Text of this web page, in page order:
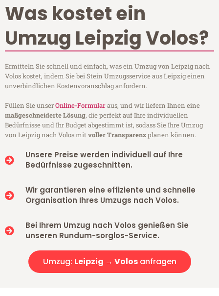
Was kostet ein
Umzug Leipzig Volos?
Ermitteln Sie schnell und einfach, was ein Umzug von Leipzig nach
Volos kostet, indem Sie bei Stein Umzugsservice aus Leipzig einen
unverbindlichen Kostenvoranschlag anfordern.
Füllen Sie unserOnline-Formularaus, und wir liefern Ihnen eine
maßgeschneiderte Lösung, die perfekt auf Ihre individuellen
Bedürfnisse und Ihr Budget abgestimmt ist, sodass Sie Ihre Umzug
von Leipzig nach Volos mitvoller Transparenzplanen können.
Unsere Preise werden individuell auf Ihre
Bedürfnisse zugeschnitten.
Wir garantieren eine effiziente und schnelle
Organisation Ihres Umzugs nach Volos.
Bei Ihrem Umzug nach Volos genießen Sie
unseren Rundum-sorglos-Service.
Umzug: Leipzig → Volosanfragen